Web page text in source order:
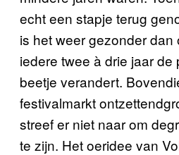
echt een stapje terug
is het weer gezonder dan
iedere twee à drie jaar
beetje verandert.
festivalmarkt
streef er niet naar om
te zijn. Het oeridee van